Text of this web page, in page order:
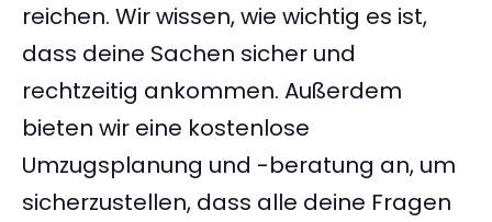
reichen. Wir wissen, wie wichtig es ist,
dass deine Sachen sicher und
rechtzeitig ankommen. Außerdem
bieten wir eine kostenlose
Umzugsplanung und -beratung an, um
sicherzustellen, dass alle deine Fragen